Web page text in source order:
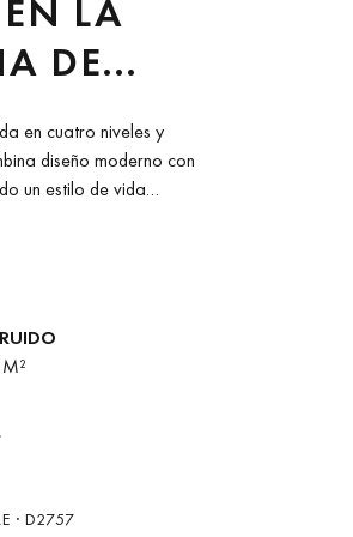
LA
DE
en cuatro niveles y
diseño moderno con
un estilo de vida
· D2757